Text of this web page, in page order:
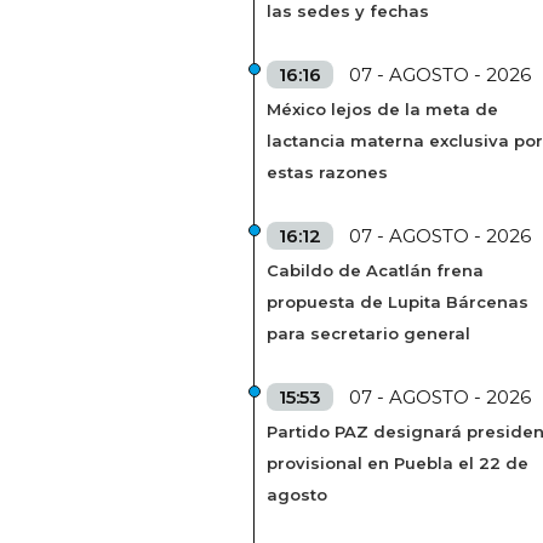
las sedes y fechas
16:16 07 - AGOSTO - 2026
México lejos de la meta de
lactancia materna exclusiva por
estas razones
16:12 07 - AGOSTO - 2026
Cabildo de Acatlán frena
propuesta de Lupita Bárcenas
para secretario general
15:53 07 - AGOSTO - 2026
Partido PAZ designará
provisional en Puebla el 22 de
agosto